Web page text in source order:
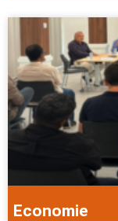
Economie